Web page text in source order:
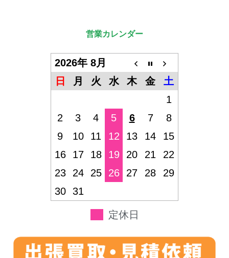
営業カレンダー
2026年 8月
日
月 火 水 木 金
土
1
2
3 4 5 6 7
8
9
10 11 12 13 14
15
16
17 18 19 20 21
22
23
24 25 26 27 28
29
30
31
定休日